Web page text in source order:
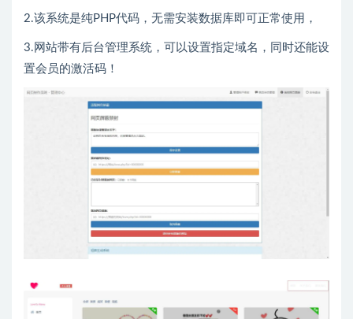
2.该系统是纯PHP代码，无需安装数据库即可正常使用，
3.网站带有后台管理系统，可以设置指定域名，同时还能设
置会员的激活码！